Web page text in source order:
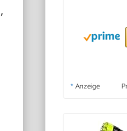
* Anzeige